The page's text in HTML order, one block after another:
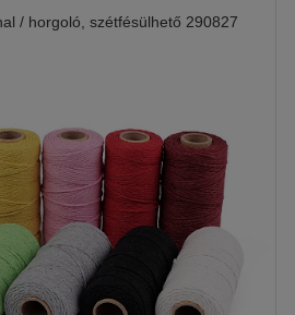
/ horgoló, szétfésülhető 290827